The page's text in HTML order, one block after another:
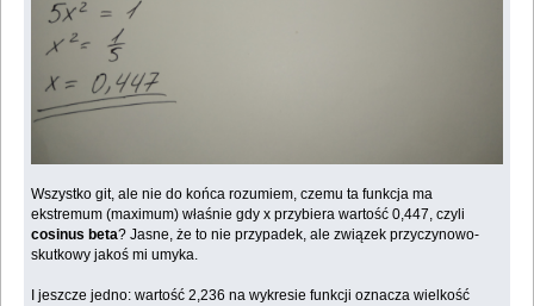
Wszystko git, ale nie do końca rozumiem, czemu ta funkcja ma
ekstremum (maximum) właśnie gdy x przybiera wartość 0,447, czyli
cosinus beta? Jasne, że to nie przypadek, ale związek przyczynowo-
skutkowy jakoś mi umyka.
I jeszcze jedno: wartość 2,236 na wykresie funkcji oznacza wielkość